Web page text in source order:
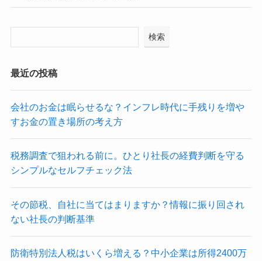
検索
最近の投稿
会社のお金は眠らせるな？インフレ時代に手残りを増や
すお金の置き場所の考え方
税務調査で狙われる前に。ひとり社長の経費判断を守る
シンプルなセルフチェック法
その節税、自社に当てはまりますか？情報に振り回され
ない社長の判断基準
防衛特別法人税はいくら増える？中小企業は所得2400万